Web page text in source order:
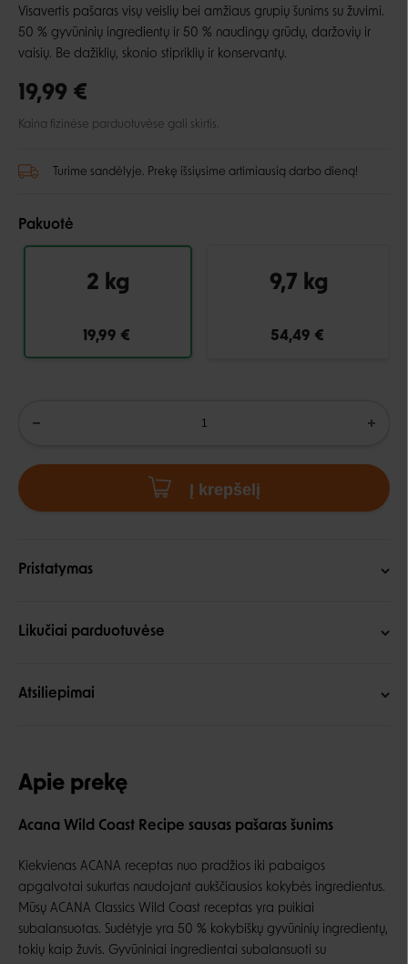
Visavertis pašaras visų veislių bei amžiaus grupių šunims su žuvimi.
50 % gyvūninių ingredientų ir 50 % naudingų grūdų, daržovių ir
vaisių. Be dažiklių, skonio stipriklių ir konservantų.
19,99 €
Kaina fizinėse parduotuvėse gali skirtis.
Turime sandėlyje. Prekę išsiųsime artimiausią darbo dieną!
Pakuotė
2 kg
19,99 €
9,7 kg
54,49 €
Į krepšelį
Pristatymas
Likučiai parduotuvėse
Atsiliepimai
Apie prekę
Acana Wild Coast Recipe sausas pašaras šunims
Kiekvienas ACANA receptas nuo pradžios iki pabaigos
apgalvotai sukurtas naudojant aukščiausios kokybės ingredientus.
Mūsų ACANA Classics Wild Coast receptas yra puikiai
subalansuotas. Sudėtyje yra 50 % kokybiškų gyvūninių ingredientų,
tokių kaip žuvis. Gyvūniniai ingredientai subalansuoti su